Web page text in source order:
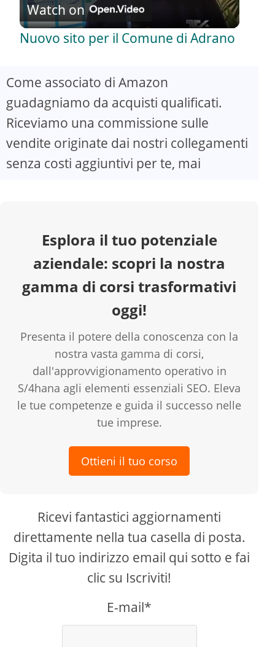
l
y
V
i
e
o
Watch on
Nuovo sito per il Comune di Adrano
Come associato di Amazon
guadagniamo da acquisti qualificati.
Riceviamo una commissione sulle
vendite originate dai nostri collegamenti
senza costi aggiuntivi per te, mai
Esplora il tuo potenziale
aziendale: scopri la nostra
gamma di corsi trasformativi
oggi!
Presenta il potere della conoscenza con la
nostra vasta gamma di corsi,
dall'approvvigionamento operativo in
S/4hana agli elementi essenziali SEO. Eleva
le tue competenze e guida il successo nelle
tue imprese.
Ottieni il tuo corso
Ricevi fantastici aggiornamenti
direttamente nella tua casella di posta.
Digita il tuo indirizzo email qui sotto e fai
clic su Iscriviti!
E-mail*